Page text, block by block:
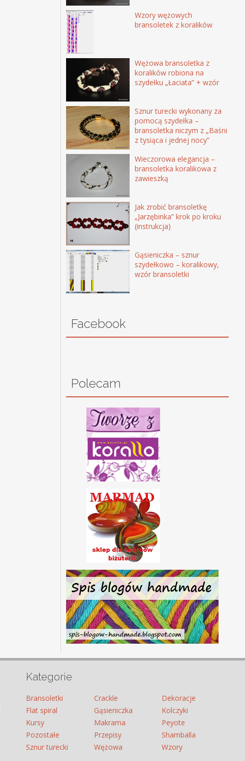
Wzory wężowych
bransoletek z koralików
Wężowa bransoletka z
koralików robiona na
szydełku „Łaciata” + wzór
Sznur turecki wykonany za
pomocą szydełka –
bransoletka niczym z „Baśni
z tysiąca i jednej nocy”
Wieczorowa elegancja –
bransoletka koralikowa z
zawieszką
Jak zrobić bransoletkę
„Jarzębinka” krok po kroku
(instrukcja)
Gąsieniczka – sznur
szydełkowo – koralikowy,
wzór bransoletki
Facebook
Polecam
Kategorie
Bransoletki Crackle
Dekoracje
Flat spiral
Gąsieniczka
Kolczyki
Kursy
Makrama
Peyote
Pozostałe
Przepisy
Shamballa
Sznur turecki
Wężowa Wzory